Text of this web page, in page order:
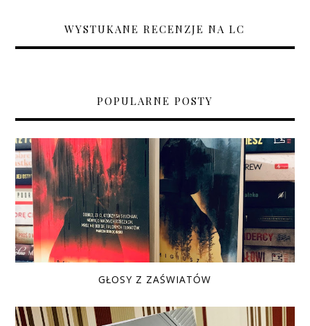
WYSTUKANE RECENZJE NA LC
POPULARNE POSTY
GŁOSY Z ZAŚWIATÓW